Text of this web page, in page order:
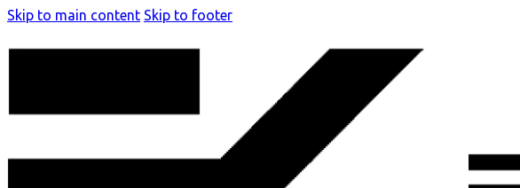
Skip to main content Skip to footer